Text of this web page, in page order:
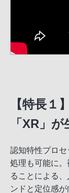
【特長１
「XR」
認知特性プロ
処理も可能に
ることによる
ンドと定位感